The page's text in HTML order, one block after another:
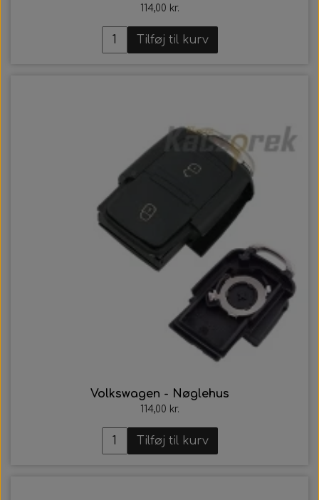
114,00 kr.
Tilføj til kurv
Volkswagen - Nøglehus
114,00 kr.
Tilføj til kurv